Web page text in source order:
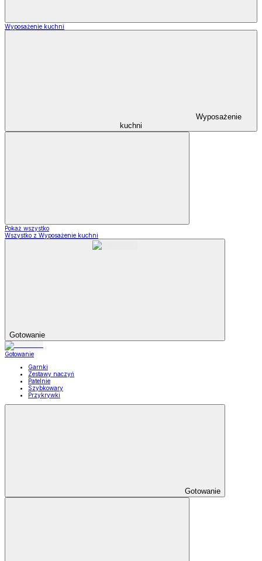
Wyposażenie kuchni
Wyposażenie
kuchni
Pokaż wszystko
Wszystko z Wyposażenie kuchni
Gotowanie
Gotowanie
Garnki
Zestawy naczyń
Patelnie
Szybkowary
Przykrywki
Gotowanie